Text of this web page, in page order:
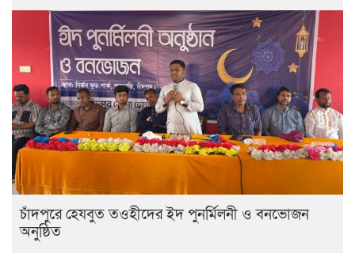
চাঁদপুরে হেযবুত তওহীদের ইদ পুনর্মিলনী ও বনভোজন
অনুষ্ঠিত